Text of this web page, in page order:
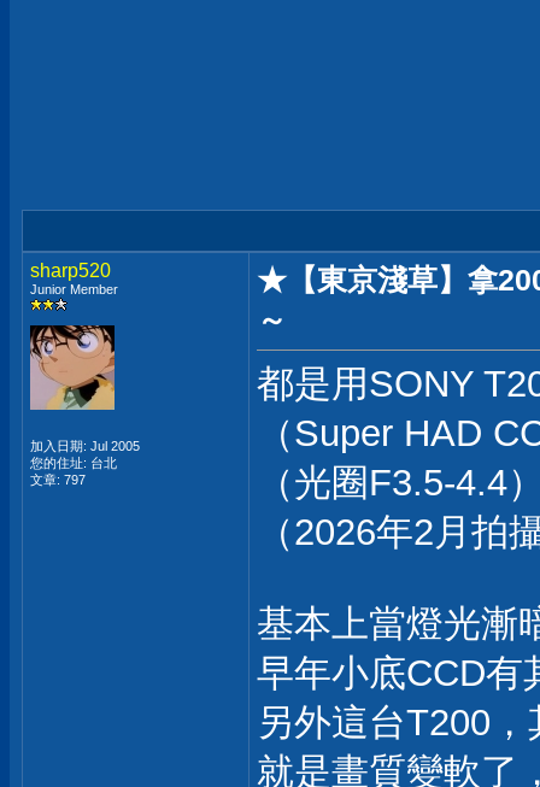
sharp520
Junior Member
加入日期: Jul 2005
您的住址: 台北
文章: 797
★【東京淺草】拿
～
都是用SONY
（Super HAD
（光圈F3.5-4.4
（2026年2月拍
基本上當燈光漸
早年小底CCD有
另外這台T200
就是畫質變軟了